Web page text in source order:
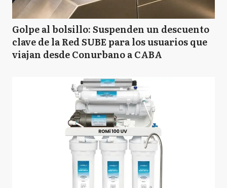
Golpe al bolsillo: Suspenden un descuento
clave de la Red SUBE para los usuarios que
viajan desde Conurbano a CABA